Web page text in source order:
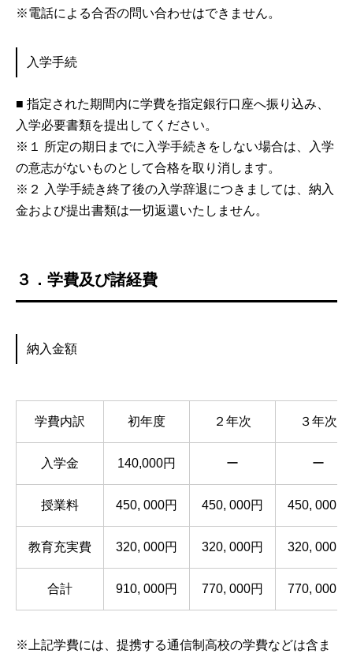
※電話による合否の問い合わせはできません。
入学手続
■ 指定された期間内に学費を指定銀行口座へ振り込み、
入学必要書類を提出してください。
※１ 所定の期日までに入学手続きをしない場合は、入学
の意志がないものとして合格を取り消します。
※２ 入学手続き終了後の入学辞退につきましては、納入
金および提出書類は一切返還いたしません。
３．学費及び諸経費
納入金額
学費内訳 初年度 ２年次 ３年次
入学金 140,000円 ー ー
授業料 450, 000円 450, 000円 450, 000円
教育充実費 320, 000円 320, 000円 320, 000円
合計 910, 000円 770, 000円 770, 000円
※上記学費には、提携する通信制高校の学費などは含ま